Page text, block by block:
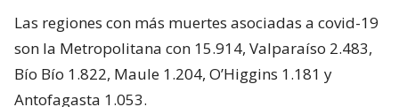
Las regiones con más muertes asociadas a covid-19
son la Metropolitana con 15.914, Valparaíso 2.483,
Bío Bío 1.822, Maule 1.204, O’Higgins 1.181 y
Antofagasta 1.053.